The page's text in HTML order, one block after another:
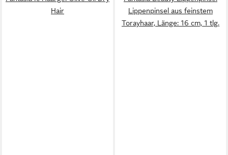
Hair
Lippenpinsel aus feinstem
Torayhaar, Länge: 16 cm, 1 tlg.